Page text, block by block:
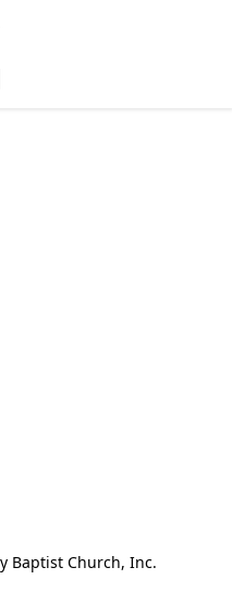
Baptist Church, Inc.